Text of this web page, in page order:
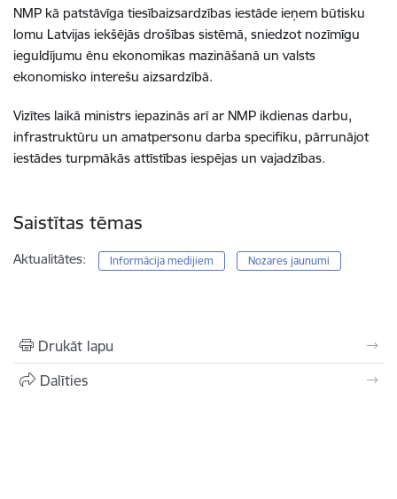
NMP kā patstāvīga tiesībaizsardzības iestāde ieņem būtisku
lomu Latvijas iekšējās drošības sistēmā, sniedzot nozīmīgu
ieguldījumu ēnu ekonomikas mazināšanā un valsts
ekonomisko interešu aizsardzībā.
Vizītes laikā ministrs iepazinās arī ar NMP ikdienas darbu,
infrastruktūru un amatpersonu darba specifiku, pārrunājot
iestādes turpmākās attīstības iespējas un vajadzības.
Saistītas tēmas
Aktualitātes: Informācija medijiem Nozares jaunumi
Drukāt lapu
Dalīties